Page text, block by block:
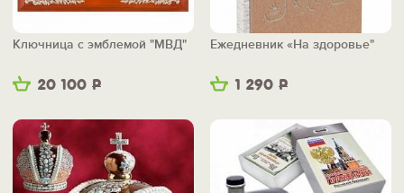
20 100 Р
Ключница с эмблемой "МВД"
1 290 Р
Ежедневник «На здоровье"